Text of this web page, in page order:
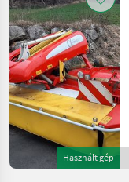
Használt gép